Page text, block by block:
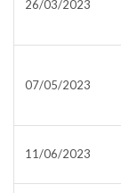
26/03/2023
07/05/2023
11/06/2023